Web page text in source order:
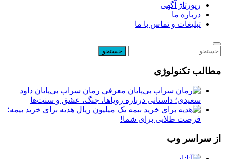
رپورتاژ آگهی
درباره ما
تبلیغات و تماس با ما
مطالب تکنولوژی
معرفی رمان سراب بی‌پایان داود
سعیدی؛ داستانی درباره رویاها، جنگ، عشق و سنت‌ها
یک میلیون ریال هدیه برای خرید بیمه؛
فرصت طلایی برای شما!
از سراسر وب